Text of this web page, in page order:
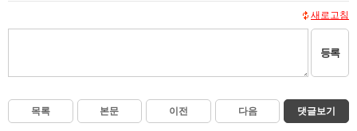
새로고침
등록
목록 본문 이전 다음 댓글보기